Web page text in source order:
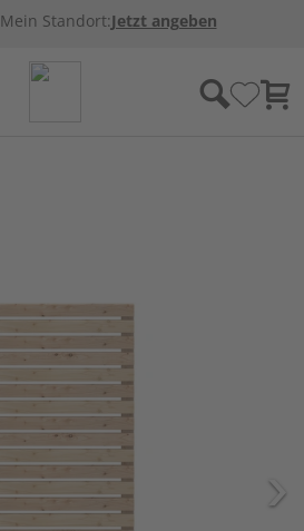
Mein Standort:Jetzt angeben